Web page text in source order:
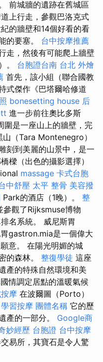
前城牆的遺跡在舊城區
上行走，參觀巴洛克式
的牆壁和14個好看的看
的要塞。 台中按摩推薦
走，然後有可能爬上牆壁
。 台胞證台南 台北 外燴
首先，該小組（聯合國教
式傑作《巴塔爾哈修道
bonesetting house 后
進一步前往奧比多斯
圍是一座山上的牆壁，完
（Tara Montenegro）
刻到美麗的山景中，是一
樑（出色的攝影選擇）
massage 卡式台胞
中舒壓 太平 整骨 美容撥
Park的酒店（1晚）。 整
參觀了Rijksmuse博物
名系統。 威尼斯胃
gastron.mia是一個偉大
意。 在陽光明媚的城
的森林。 整復學徒 這座
產的特殊自然環境和美
情調定居點的溫暖氣候
摩 在波爾圖（Porto）
學習按摩 團體名稱 它的歷
產的一部分。 Google商
妙經歷 台胞證 台中按摩
易所，其寶石是令人驚